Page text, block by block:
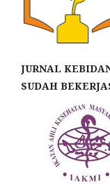
JURNAL
SUDAH